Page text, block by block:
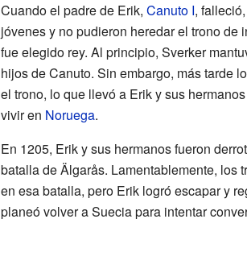
Cuando el padre de Erik, Canuto I,
jóvenes y no pudieron heredar el trono de
fue elegido rey. Al principio, Sverker
hijos de Canuto. Sin embargo, más tarde
el trono, lo que llevó a Erik y sus
vivir en Noruega.
En 1205, Erik y sus hermanos fueron
batalla de Älgarås. Lamentablemente, los
en esa batalla, pero Erik logró escapar y
planeó volver a Suecia para intentar